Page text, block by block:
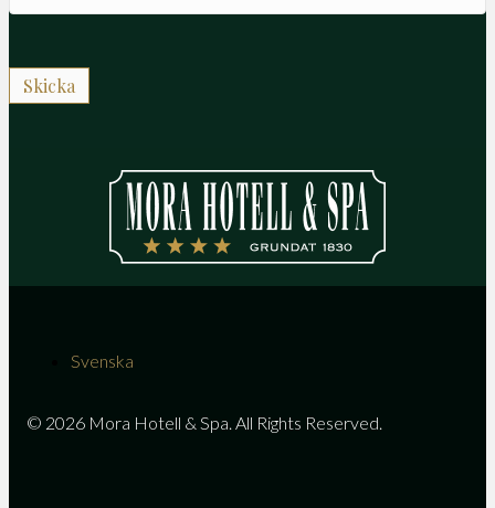
© 2026 Mora Hotell & Spa. All Rights Reserved.
Svenska